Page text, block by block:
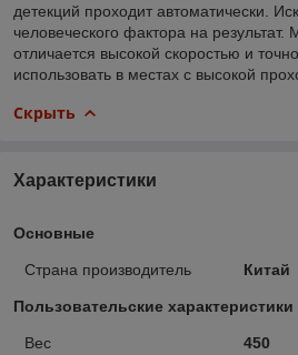
детекций проходит автоматически.
человеческого фактора на
отличается высокой скоростью и
использовать в местах с высокой
Скрыть
Характеристики
Основные
Страна производитель Китай
Пользовательские характеристики
Вес
450